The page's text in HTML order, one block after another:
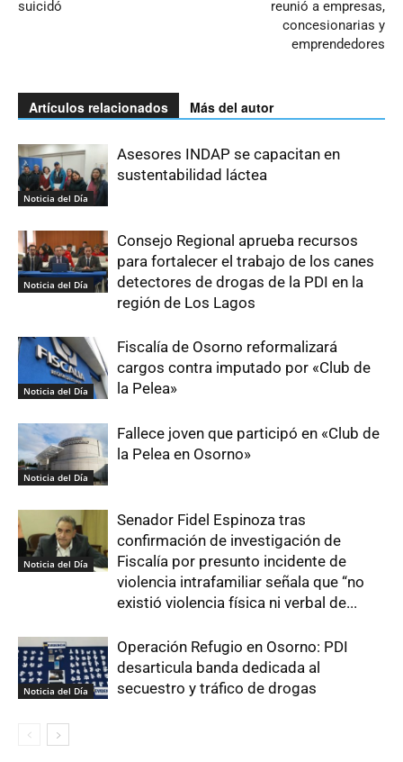
suicidó
reunió a empresas,
concesionarias y
emprendedores
Artículos relacionados Más del autor
Noticia del Día
Asesores INDAP se capacitan en
sustentabilidad láctea
Noticia del Día
Consejo Regional aprueba recursos
para fortalecer el trabajo de los canes
detectores de drogas de la PDI en la
región de Los Lagos
Noticia del Día
Fiscalía de Osorno reformalizará
cargos contra imputado por «Club de
la Pelea»
Noticia del Día
Fallece joven que participó en «Club de
la Pelea en Osorno»
Noticia del Día
Senador Fidel Espinoza tras
confirmación de investigación de
Fiscalía por presunto incidente de
violencia intrafamiliar señala que “no
existió violencia física ni verbal de...
Noticia del Día
Operación Refugio en Osorno: PDI
desarticula banda dedicada al
secuestro y tráfico de drogas